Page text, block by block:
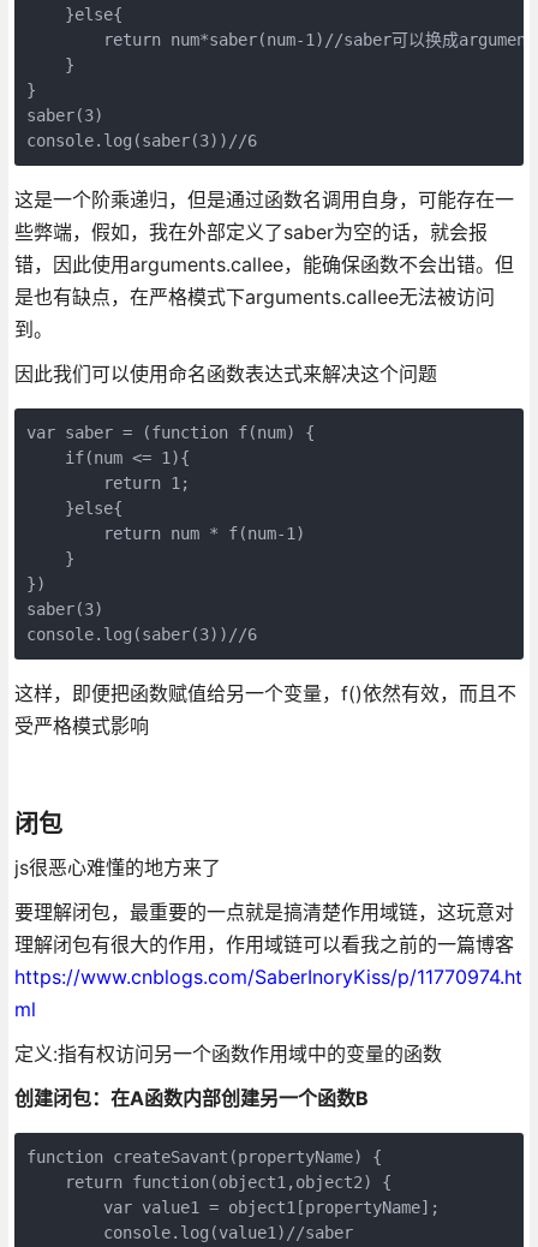
    }else{
return num*saber(num-1)//saber可以换成
    }
}
saber(3)
console.log(saber(3))//6
这是一个阶乘递归，但是通过函数名调用自身，可能存在一
些弊端，假如，我在外部定义了saber为空的话，就会报
错，因此使用arguments.callee，能确保函数不会出错。但
是也有缺点，在严格模式下arguments.callee无法被访问
到。
因此我们可以使用命名函数表达式来解决这个问题
var saber = (function f(num) {
    if(num <= 1){
        return 1;
    }else{
        return num * f(num-1)
    }
})
saber(3)
console.log(saber(3))//6
这样，即便把函数赋值给另一个变量，f()依然有效，而且不
受严格模式影响
闭包
js很恶心难懂的地方来了
要理解闭包，最重要的一点就是搞清楚作用域链，这玩意对
理解闭包有很大的作用，作用域链可以看我之前的一篇博客
https://www.cnblogs.com/SaberInoryKiss/p/11770974.ht
ml
定义:指有权访问另一个函数作用域中的变量的函数
创建闭包：在A函数内部创建另一个函数B
function createSavant(propertyName) {
    return function(object1,object2) {
        var value1 = object1[propertyName];
        console.log(value1)//saber